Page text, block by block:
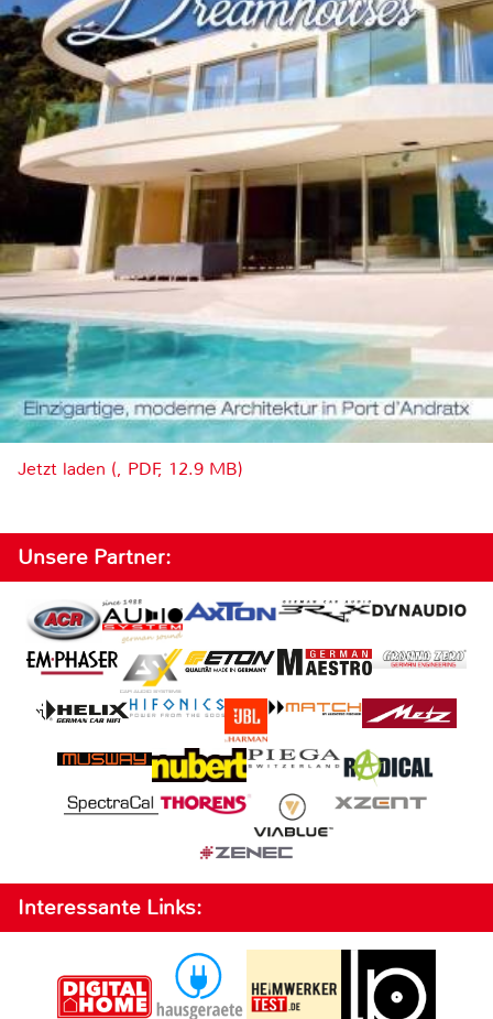
Jetzt laden (, PDF, 12.9 MB)
Unsere Partner:
Interessante Links: